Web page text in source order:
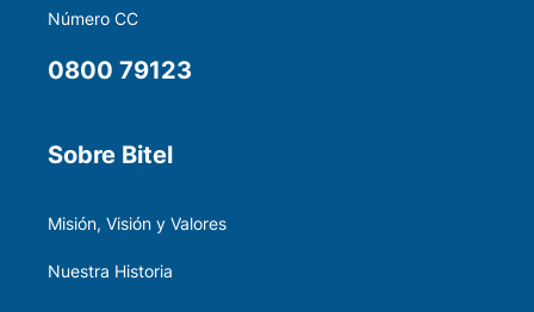
Número CC
0800 79123
Sobre Bitel
Misión, Visión y Valores
Nuestra Historia